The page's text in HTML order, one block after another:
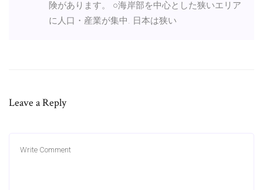
険があります。 ○海岸部を中心とした狭いエリア
に人口・産業が集中. 日本は狭い
Leave a Reply